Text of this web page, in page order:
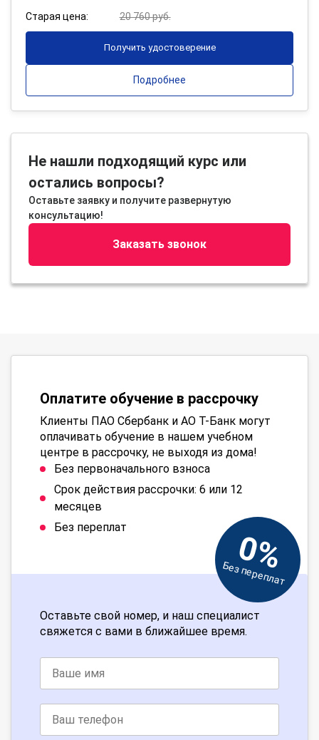
Старая цена: 20 760 руб.
Получить удостоверение
Подробнее
Не нашли подходящий курс или
остались вопросы?
Оставьте заявку и получите развернутую
консультацию!
Заказать звонок
Оплатите обучение в рассрочку
Клиенты ПАО Сбербанк и АО Т-Банк могут
оплачивать обучение в нашем учебном
центре в рассрочку, не выходя из дома!
Без первоначального взноса
Срок действия рассрочки: 6 или 12
месяцев
Без переплат
0%
Без переплат
Оставьте свой номер, и наш специалист
свяжется с вами в ближайшее время.